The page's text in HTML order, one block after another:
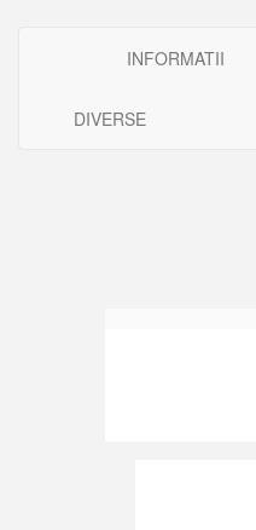
INFORMATII
DIVERSE